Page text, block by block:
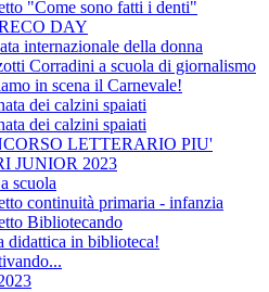
"Come sono fatti i denti"
DAY
internazionale della donna
Corradini a scuola di giornalismo
in scena il Carnevale!
dei calzini spaiati
dei calzini spaiati
LETTERARIO PIU'
JUNIOR 2023
scuola
continuità primaria - infanzia
Bibliotecando
didattica in biblioteca!